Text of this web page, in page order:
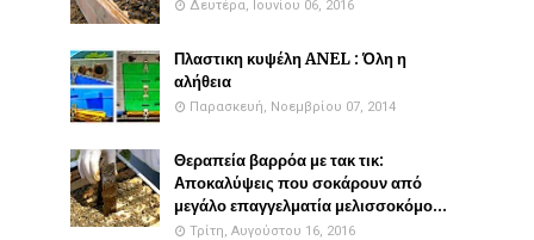
Δευτέρα, Ιουνίου 06, 2016
Πλαστικη κυψέλη ANEL : Όλη η
αλήθεια
Παρασκευή, Νοεμβρίου 07, 2014
Θεραπεία βαρρόα με τακ τικ:
Αποκαλύψεις που σοκάρουν από
μεγάλο επαγγελματία μελισσοκόμο...
Τρίτη, Αυγούστου 16, 2016